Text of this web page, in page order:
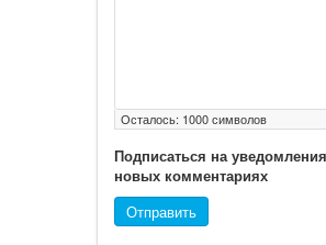
Осталось: 1000символов
Подписаться на
новых комментариях
Отправить